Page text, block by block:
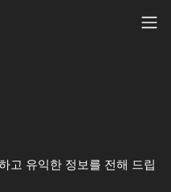
고 유익한 정보를 전해 드립